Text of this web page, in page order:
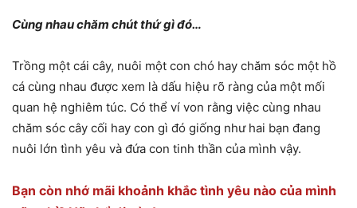
Cùng nhau chăm chút thứ gì đó…
Trồng một cái cây, nuôi một con chó hay chăm sóc một hồ
cá cùng nhau được xem là dấu hiệu rõ ràng của một mối
quan hệ nghiêm túc. Có thể ví von rằng việc cùng nhau
chăm sóc cây cối hay con gì đó giống như hai bạn đang
nuôi lớn tình yêu và đứa con tinh thần của mình vậy.
Bạn còn nhớ mãi khoảnh khắc tình yêu nào của mình